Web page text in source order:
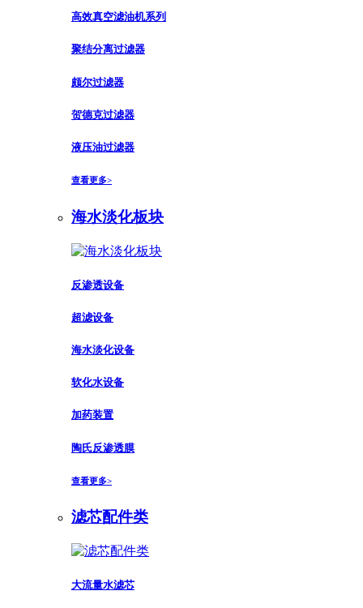
高效真空滤油机系列
聚结分离过滤器
颇尔过滤器
贺德克过滤器
液压油过滤器
查看更多>
海水淡化板块
反渗透设备
超滤设备
海水淡化设备
软化水设备
加药装置
陶氏反渗透膜
查看更多>
滤芯配件类
大流量水滤芯